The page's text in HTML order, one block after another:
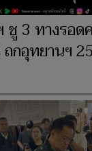
ชู 3 ทางรอด
กอุทยานฯ